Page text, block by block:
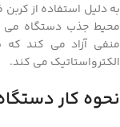
به دلیل استفاده از
محیط جذب دستگاه می
منفی آزاد می کند که
الکترواستاتیک می کند.
نحوه کار